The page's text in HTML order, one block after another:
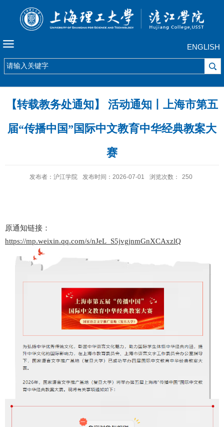
ENGLISH
【转载教务处通知】 活动通知丨上海市第五
届“传播中国”国际中文教育中华经典教案大
赛
发布者：沪江学院 发布时间：2026-07-01 浏览次数： 250
原通知链接：
https://mp.weixin.qq.com/s/nJeL_S5jvgjnmGnXCAxzlQ